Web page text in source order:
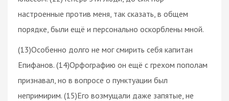
настроенные против меня, так сказать, в общем
порядке, были ещё и персонально оскорблены мной.
(13)Особенно долго не мог смирить себя капитан
Епифанов. (14)Орфографию он ещё с грехом пополам
признавал, но в вопросе о пунктуации был
непримирим. (15)Его возмущали даже запятые, не